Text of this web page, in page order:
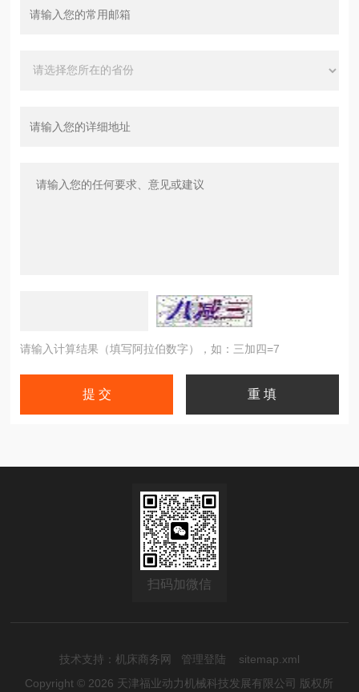
请输入计算结果（填写阿拉伯数字），如：三加四=7
扫码加微信
技术支持： 机床商务网 管理登陆
sitemap.xml
Copyright © 2026 天津福业动力机械科技发展有限公司 版权所